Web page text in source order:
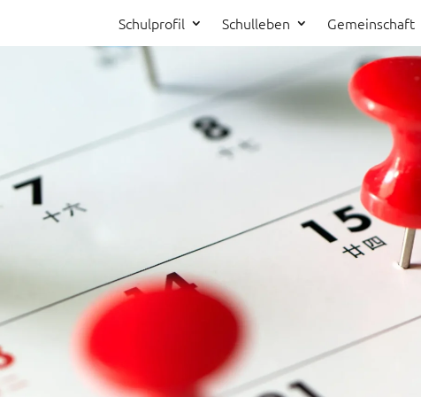
Schulprofil Schulleben Gemeinschaft